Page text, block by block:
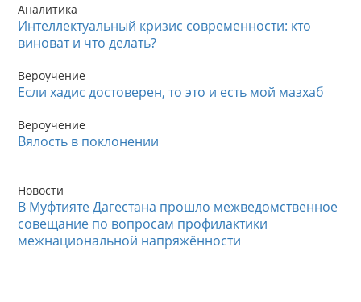
Аналитика
Интеллектуальный кризис современности: кто
виноват и что делать?
Вероучение
Если хадис достоверен, то это и есть мой мазхаб
Вероучение
Вялость в поклонении
Новости
В Муфтияте Дагестана прошло межведомственное
совещание по вопросам профилактики
межнациональной напряжённости